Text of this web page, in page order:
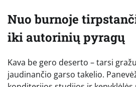
Nuo burnoje
iki autorinių pyragų
Kava be gero deserto – tarsi
jaudinančio garso takelio.